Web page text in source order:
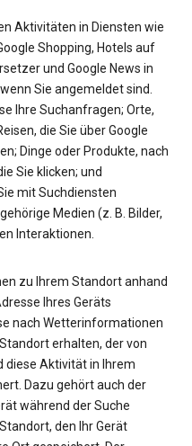
Aktivitäten in Diensten wie
Shopping, Hotels auf
und Google News in
Sie angemeldet sind.
Ihre Suchanfragen; Orte,
die Sie über Google
Dinge oder Produkte, nach
Sie klicken; und
mit Suchdiensten
Medien (z. B. Bilder,
Interaktionen.
zu Ihrem Standort anhand
Ihres Geräts
nach Wetterinformationen
erhalten, der von
diese Aktivität in Ihrem
Dazu gehört auch der
während der Suche
den Ihr Gerät